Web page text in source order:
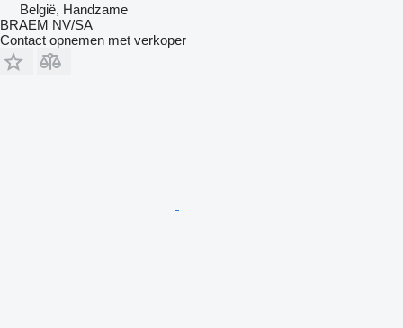
België, Handzame
BRAEM NV/SA
Contact opnemen met verkoper